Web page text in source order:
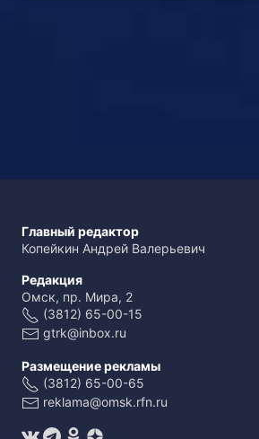
Главный редактор
Копейкин Андрей Валерьевич
Редакция
Омск, пр. Мира, 2
(3812) 65-00-15
gtrk@inbox.ru
Размещение рекламы
(3812) 65-00-65
reklama@omsk.rfn.ru